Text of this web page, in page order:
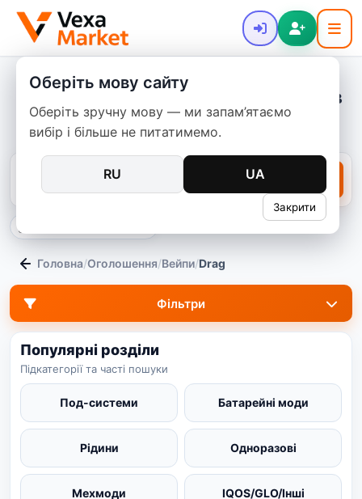
Оберіть мову сайту
Оберіть зручну мову — ми запам’ятаємо
вибір і більше не питатимемо.
RU UA
Закрити
Voopoo Drag: широкий вибір вейпів
та под-систем
Головна/Оголошення/Вейпи/Drag
Фільтри
Популярні розділи
Підкатегорії та часті пошуки
Под-системи Батарейні моди
Рідини Одноразові
Мехмоди IQOS/GLO/Інші